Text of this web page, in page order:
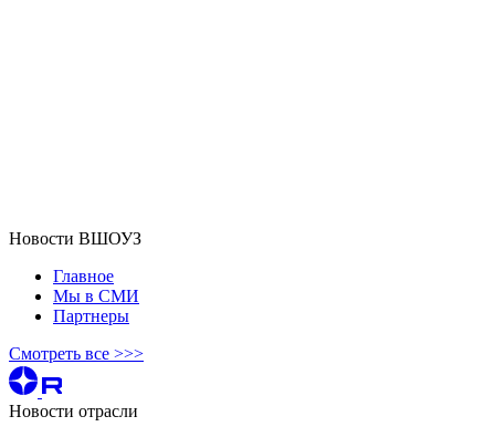
Новости ВШОУЗ
Главное
Мы в СМИ
Партнеры
Смотреть все >>>
Новости отрасли